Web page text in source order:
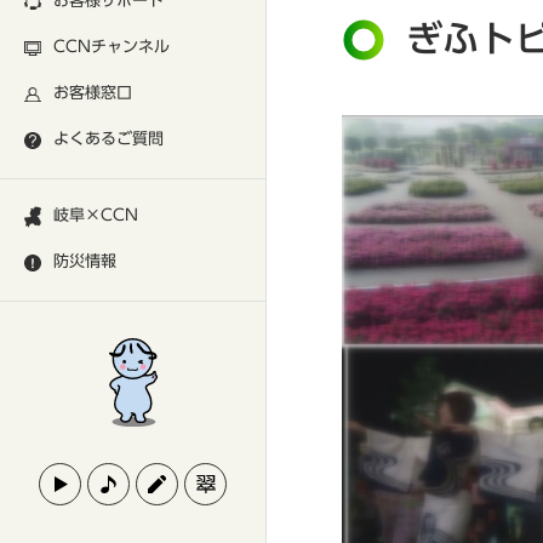
CCNチャンネル
お客様窓口
よくあるご質問
岐阜×CCN
防災情報
ぎふト